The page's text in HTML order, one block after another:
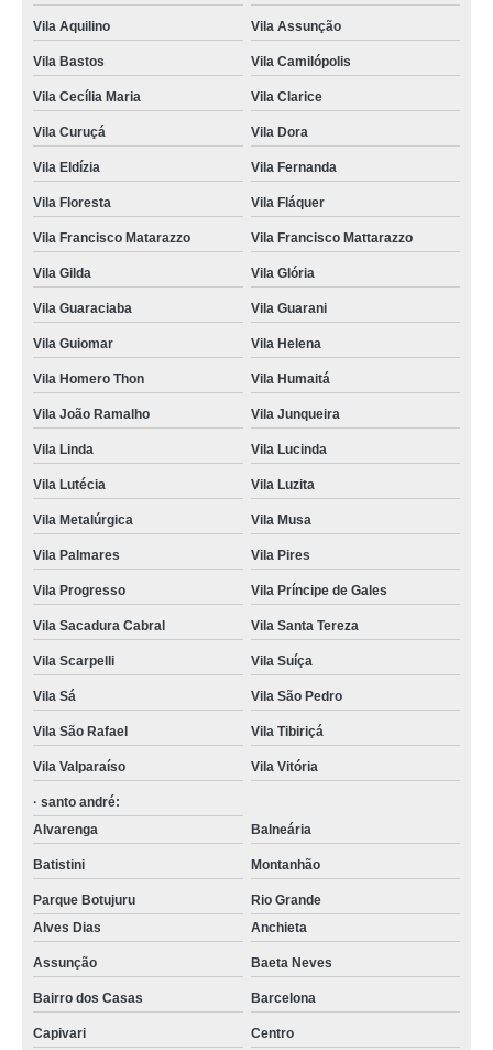
Vila Aquilino Vila Assunção
Vila Bastos Vila Camilópolis
Vila Cecília Maria Vila Clarice
Vila Curuçá Vila Dora
Vila Eldízia Vila Fernanda
Vila Floresta Vila Fláquer
Vila Francisco Matarazzo Vila Francisco Mattarazzo
Vila Gilda Vila Glória
Vila Guaraciaba Vila Guarani
Vila Guiomar Vila Helena
Vila Homero Thon Vila Humaitá
Vila João Ramalho Vila Junqueira
Vila Linda Vila Lucinda
Vila Lutécia Vila Luzita
Vila Metalúrgica Vila Musa
Vila Palmares Vila Pires
Vila Progresso Vila Príncipe de Gales
Vila Sacadura Cabral Vila Santa Tereza
Vila Scarpelli Vila Suíça
Vila Sá Vila São Pedro
Vila São Rafael Vila Tibiriçá
Vila Valparaíso Vila Vitória
· santo andré:
Alvarenga
Balneária
Batistini Montanhão
Parque Botujuru
Rio Grande
Alves Dias
Anchieta
Assunção Baeta Neves
Bairro dos Casas Barcelona
Capivari Centro